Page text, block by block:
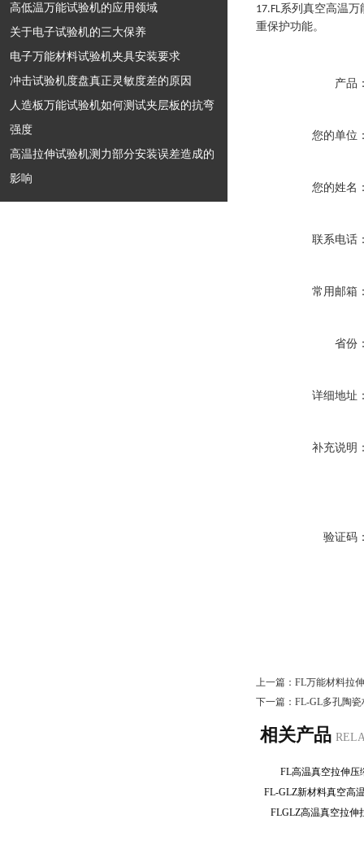
高低温万能试验机的应用领域
关于电子试验机的三大保养
电子万能材料试验机夹具安装要求
冲击试验机度盘真正灵敏度差的原因
人造板万能试验机如何测试夹层板的抗弯
强度
高温拉伸试验机测力部分安装误差造成的
影响
17.FL系列 真空高温万
重保护功能。
产品
您的单位
您的姓名
联系电话
常用邮箱
省份
详细地址
补充说明
验证码
上一篇： FL万能材料拉
下一篇： FL-GL多孔陶
相关产品
FL高温真空拉伸
FL-GLZ新材料真空
FLGLZ高温真空拉